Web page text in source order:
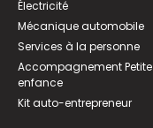
Électricité
Mécanique automobile
Services à la personne
Accompagnement Petite
enfance
Kit auto-entrepreneur